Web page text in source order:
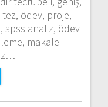
ödev, proje,
spss analiz, ödev
makale